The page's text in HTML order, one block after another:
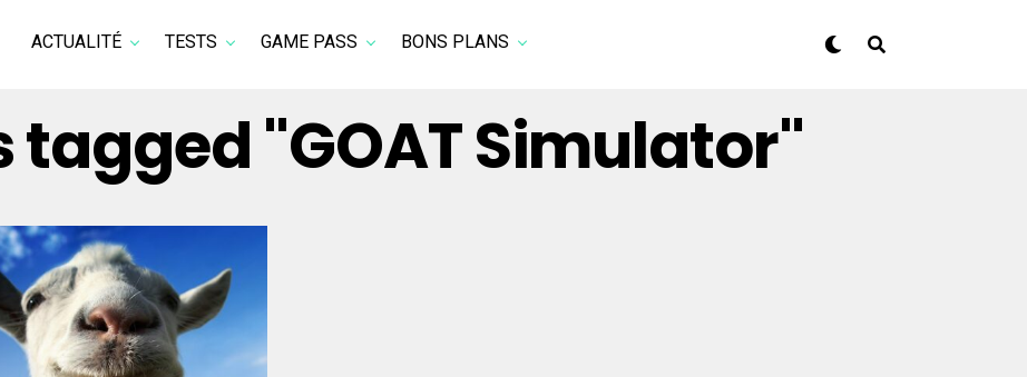
ACTUALITÉ TESTS GAME PASS BONS PLANS
tagged "GOAT Simulator"